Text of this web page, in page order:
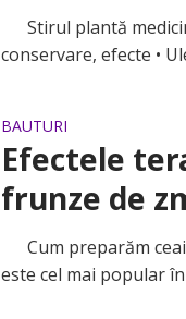
Stirul plantă
conservare, efecte •
BAUTURI
Efectele
frunze de
Cum preparăm
este cel mai popular